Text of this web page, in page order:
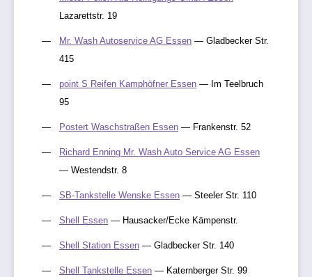
Lazarettstr. 19
Mr. Wash Autoservice AG Essen — Gladbecker Str.
415
point S Reifen Kamphöfner Essen — Im Teelbruch
95
Postert Waschstraßen Essen — Frankenstr. 52
Richard Enning Mr. Wash Auto Service AG Essen
— Westendstr. 8
SB-Tankstelle Wenske Essen — Steeler Str. 110
Shell Essen — Hausacker/Ecke Kämpenstr.
Shell Station Essen — Gladbecker Str. 140
Shell Tankstelle Essen — Katernberger Str. 99